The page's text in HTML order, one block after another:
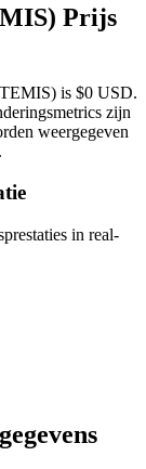
Prijs
is $0 USD.
zijn
weergegeven
in real-